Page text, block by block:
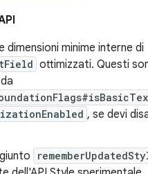
dimensioni minime interne di
ottimizzati. Questi
, se devi